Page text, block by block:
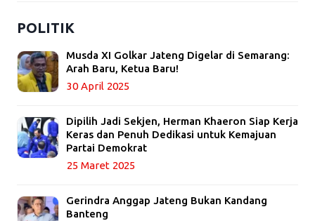
POLITIK
Musda XI Golkar Jateng Digelar di Semarang:
Arah Baru, Ketua Baru!
30 April 2025
Dipilih Jadi Sekjen, Herman Khaeron Siap Kerja
Keras dan Penuh Dedikasi untuk Kemajuan
Partai Demokrat
25 Maret 2025
Gerindra Anggap Jateng Bukan Kandang
Banteng